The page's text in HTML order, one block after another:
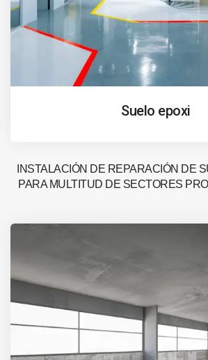
Suelo epoxi
INSTALACIÓN DE REPARACIÓN DE
PARA MULTITUD DE SECTORES